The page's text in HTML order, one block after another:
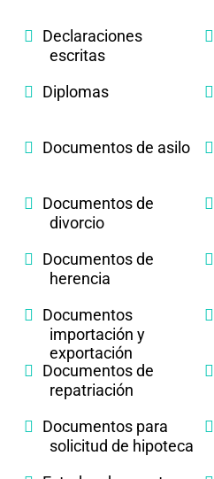
Declaraciones
escritas
Diplomas
Documentos de asilo
Documentos de
divorcio
Documentos de
herencia
Documentos
importación y
exportación
Documentos de
repatriación
Documentos para
solicitud de hipoteca